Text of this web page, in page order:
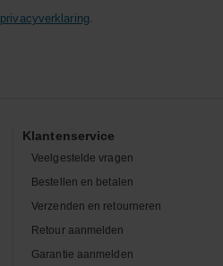
privacyverklaring.
Klantenservice
Veelgestelde vragen
Bestellen en betalen
Verzenden en retourneren
Retour aanmelden
Garantie aanmelden